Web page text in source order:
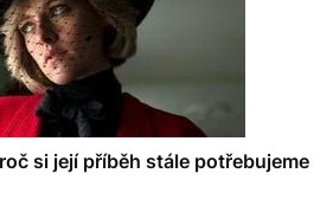
si její příběh stále potřebujeme